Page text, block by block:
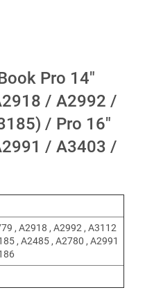
Pro 14"
/ A2992 /
/ Pro 16"
/ A3403 /
, A2918 , A2992 , A3112
, A2485 , A2780 , A2991